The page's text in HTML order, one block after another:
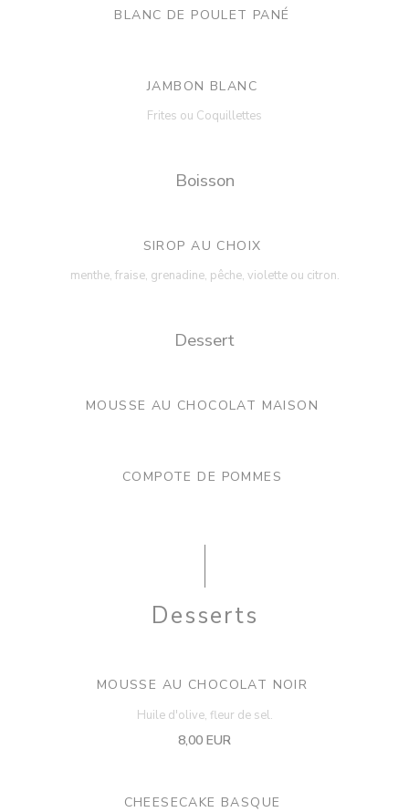
BLANC DE POULET PANÉ
JAMBON BLANC
Frites ou Coquillettes
Boisson
SIROP AU CHOIX
menthe, fraise, grenadine, pêche, violette ou citron.
Dessert
MOUSSE AU CHOCOLAT MAISON
COMPOTE DE POMMES
Desserts
MOUSSE AU CHOCOLAT NOIR
Huile d'olive, fleur de sel.
8,00 EUR
CHEESECAKE BASQUE